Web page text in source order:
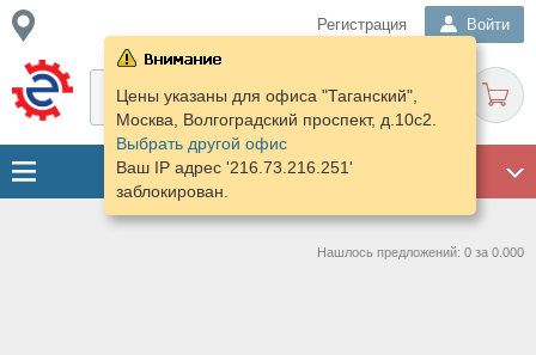
Регистрация Войти
Цены указаны для офиса "Таганский",
Москва, Волгоградский проспект, д.10с2.
Выбрать другой офис
Ваш IP адрес '216.73.216.251'
заблокирован.
Нашлось предложений: 0 за 0.000